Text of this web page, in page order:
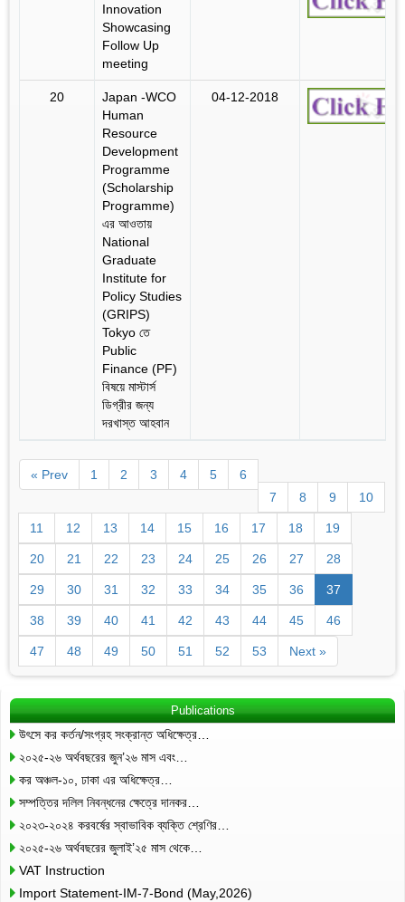
Innovation
Showcasing
Follow Up
meeting
20
Japan -WCO
Human
Resource
Development
Programme
(Scholarship
Programme)
এর আওতায়
National
Graduate
Institute for
Policy Studies
(GRIPS)
Tokyo তে
Public
Finance (PF)
বিষয়ে মাস্টার্স
ডিগ্রীর জন্য
দরখাস্ত আহবান
04-12-2018
« Prev 1 2 3 4 5
6
7
8 9 10
11 12 13 14 15 16 17 18 19
20 21 22 23 24 25 26 27 28
29 30 31 32 33 34 35 36 37
38 39 40 41 42 43 44 45 46
47 48 49 50 51 52 53 Next »
Publications
উৎসে কর কর্তন/সংগ্রহ সংক্রান্ত অধিক্ষেত্র…
২০২৫-২৬ অর্থবছরের জুন’২৬ মাস এবং…
কর অঞ্চল-১০, ঢাকা এর অধিক্ষেত্র…
সম্পত্তির দলিল নিবন্ধনের ক্ষেত্রে দানকর…
২০২৩-২০২৪ করবর্ষের স্বাভাবিক ব্যক্তি শ্রেণির…
২০২৫-২৬ অর্থবছরের জুলাই’২৫ মাস থেকে…
VAT Instruction
Import Statement-IM-7-Bond (May,2026)